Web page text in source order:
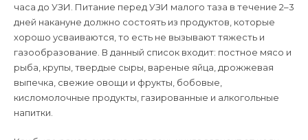
часа до УЗИ. Питание перед УЗИ малого таза в течение 2–3
дней накануне должно состоять из продуктов, которые
хорошо усваиваются, то есть не вызывают тяжесть и
газообразование. В данный список входит: постное мясо и
рыба, крупы, твердые сыры, вареные яйца, дрожжевая
выпечка, свежие овощи и фрукты, бобовые,
кисломолочные продукты, газированные и алкогольные
напитки.